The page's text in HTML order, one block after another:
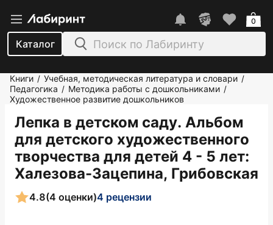
Каталог
0
Книги / Учебная, методическая литература и словари /
Педагогика / Методика работы с дошкольниками /
Художественное развитие дошкольников
Лепка в детском саду. Альбом
для детского художественного
творчества для детей 4 - 5 лет:
Халезова-Зацепина, Грибовская
4.8(4 оценки)4 рецензии